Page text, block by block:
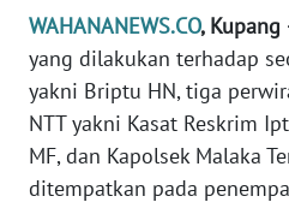
WAHANANEWS.CO, Kupang
yang dilakukan terhadap
yakni Briptu HN, tiga
NTT yakni Kasat Reskrim
MF, dan Kapolsek Malaka
ditempatkan pada
Informasi
INDEKS
BERITA
KONTAK